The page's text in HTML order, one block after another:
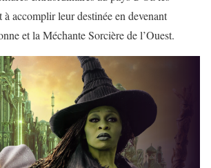
accomplir leur destinée en devenant
et la Méchante Sorcière de l’Ouest.